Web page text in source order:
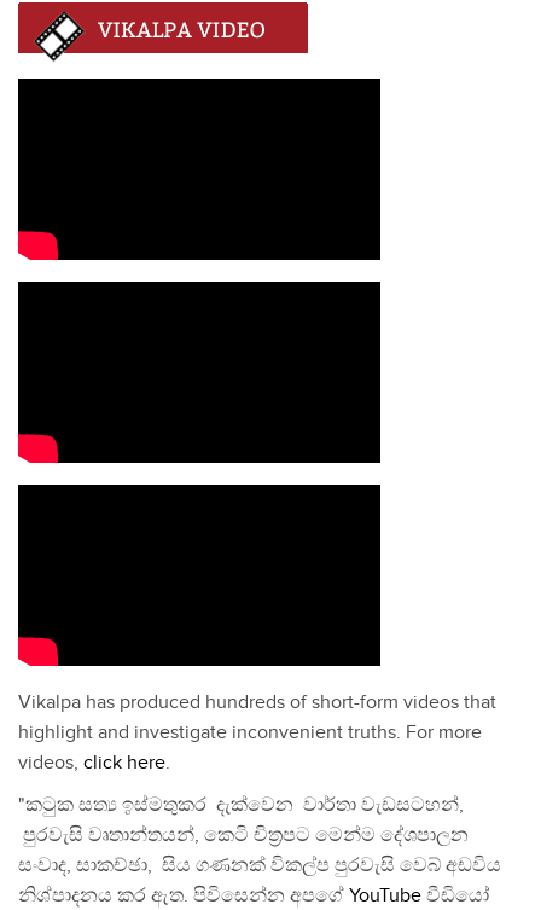
Vikalpa has produced hundreds of short-form videos that
highlight and investigate inconvenient truths. For more
videos, click here.
"කටුක සත්‍ය ඉස්මතුකර දැක්වෙන වාර්තා වැඩසටහන්,
පුරවැසි වෘතාන්තයන්, කෙටි චිත්‍රපට මෙන්ම දේශපාලන
සංවාද, සාකච්ඡා, සිය ගණනක් විකල්ප පුරවැසි වෙබ් අඩවිය
නිශ්පාදනය කර ඇත. පිවිසෙන්න අපගේ YouTube වීඩියෝ